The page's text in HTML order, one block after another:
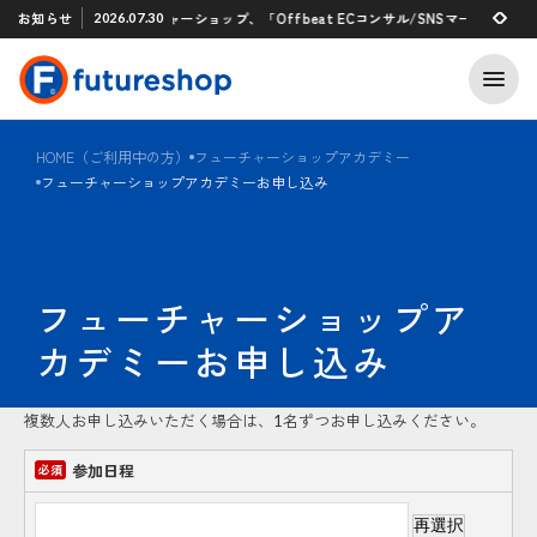
お知らせ
アプリ 「STAFF START」とのタグ連携を開始
2026.07.30
フューチャーショップ、「Offbeat ECコンサル/SNSマーケティング
2026.07.29
HOME（ご利用中の方）
フューチャーショップアカデミー
フューチャーショップアカデミーお申し込み
フューチャーショップア
カデミーお申し込み
複数人お申し込みいただく場合は、1名ずつお申し込みください。
参加日程